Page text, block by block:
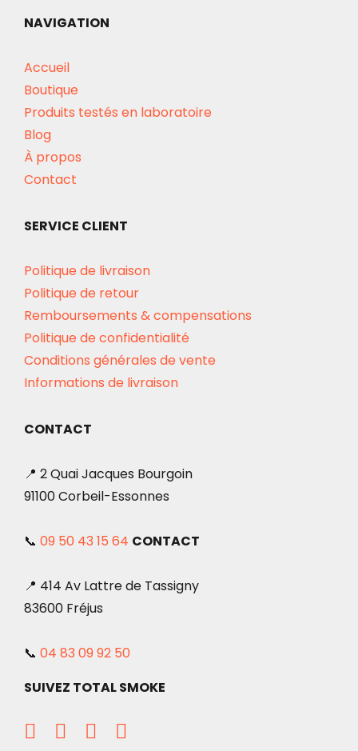
NAVIGATION
Accueil
Boutique
Produits testés en laboratoire
Blog
À propos
Contact
SERVICE CLIENT
Politique de livraison
Politique de retour
Remboursements & compensations
Politique de confidentialité
Conditions générales de vente
Informations de livraison
CONTACT
📍 2 Quai Jacques Bourgoin
91100 Corbeil-Essonnes
📞 09 50 43 15 64 CONTACT
📍 414 Av Lattre de Tassigny
83600 Fréjus
📞 04 83 09 92 50
SUIVEZ TOTAL SMOKE